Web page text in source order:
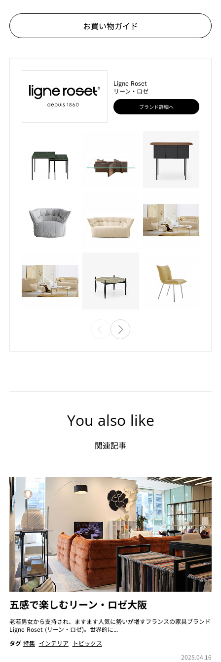
お買い物ガイド
Ligne Roset
リーン・ロゼ
ブランド詳細へ
You also like
関連記事
五感で楽しむリーン・ロゼ大阪
老若男女から支持され、ますます人気に勢いが増すフランスの家具ブランド
Ligne Roset (リーン・ロゼ)。世界的に...
タグ 特集 インテリア
トピックス
2025.04.16